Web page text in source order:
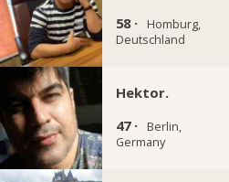
58 ·
Homburg,
Deutschland
Hektor.
47 ·
Berlin,
Germany